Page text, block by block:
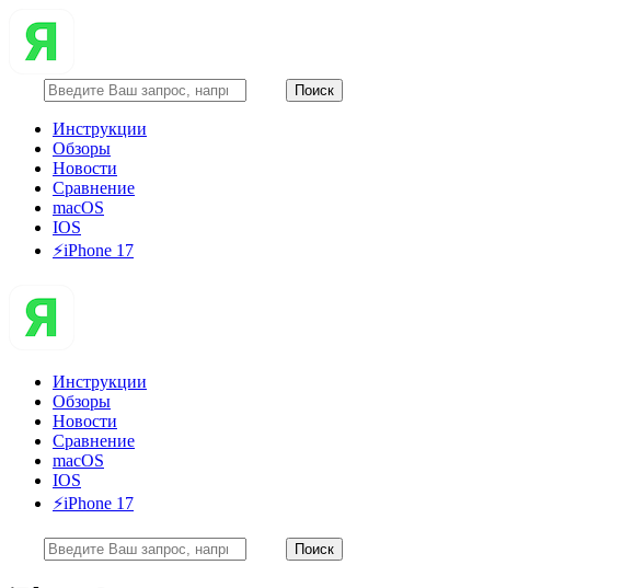
Инструкции
Обзоры
Новости
Сравнение
macOS
IOS
⚡️iPhone 17
Инструкции
Обзоры
Новости
Сравнение
macOS
IOS
⚡️iPhone 17